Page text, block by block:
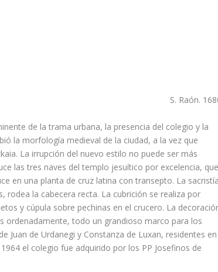
S. Raón.
de la trama urbana, la presencia del colegio y la
la morfologí­a medieval de la ciudad, a la vez que
La irrupción del nuevo estilo no puede ser más
las tres naves del templo jesuí­tico por excelencia,
en una planta de cruz latina con transepto. La
rodea la cabecera recta. La cubrición se realiza por
y cúpula sobre pechinas en el crucero. La
ordenadamente, todo un grandioso marco para los
Juan de Urdanegi y Constanza de Luxan, residentes en
el colegio fue adquirido por los PP Josefinos de